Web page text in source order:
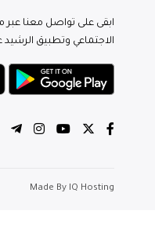
ابقى على تواصل معنا عبر
الاجتماعي وتطبيق الرشيد
Made By IQ Hosting